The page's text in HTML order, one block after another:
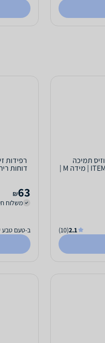
תמיכה
מקסימאלית לגב מתוח | ITEM 07 AF | מידה M |
2.1
(10)
רפידות
דוחות
63
₪
משלוח
ב-טעם טבע